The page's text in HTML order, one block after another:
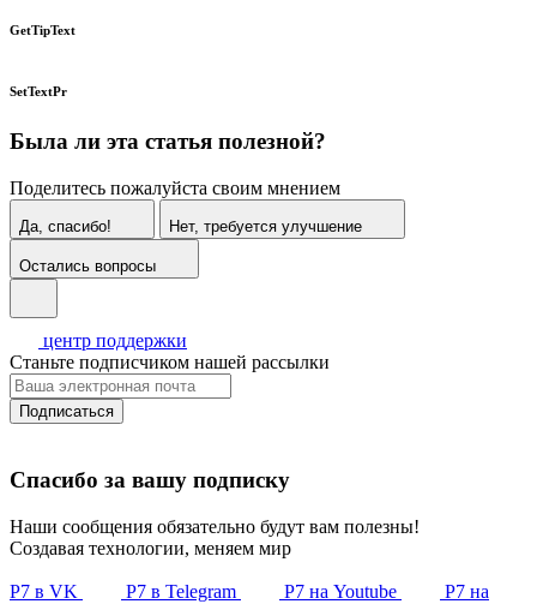
GetTipText
SetTextPr
Была ли эта статья полезной?
Поделитесь пожалуйста своим мнением
Да, спасибо! Нет, требуется улучшение
Остались вопросы
центр поддержки
Станьте подписчиком нашей рассылки
Подписаться
Спасибо за вашу подписку
Наши сообщения обязательно будут вам полезны!
Создавая технологии, меняем мир
Р7 в VK Р7 в Telegram Р7 на Youtube Р7 на